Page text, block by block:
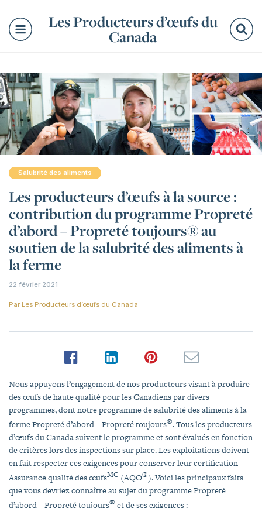
Les Producteurs d’œufs du
Canada
Salubrité des aliments
Les producteurs d’œufs à la source :
contribution du programme Propreté
d’abord – Propreté toujours® au
soutien de la salubrité des aliments à
la ferme
22 février 2021
Par Les Producteurs d’œufs du Canada
Nous appuyons l’engagement de nos producteurs visant à produire
des œufs de haute qualité pour les Canadiens par divers
programmes, dont notre programme de salubrité des aliments à la
ferme Propreté d’abord – Propreté toujours®. Tous les producteurs
d’œufs du Canada suivent le programme et sont évalués en fonction
de critères lors des inspections sur place. Les exploitations doivent
en fait respecter ces exigences pour conserver leur certification
Assurance qualité des œufsMC (AQO®). Voici les principaux faits
que vous devriez connaître au sujet du programme Propreté
d’abord – Propreté toujours® et de ses exigences :